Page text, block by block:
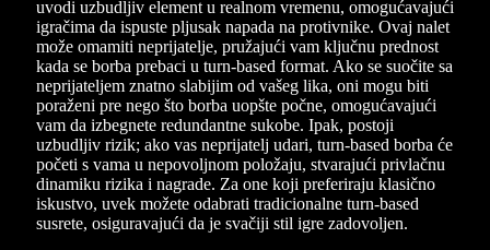
uvodi uzbudljiv element u realnom vremenu, omogućavajući
igračima da ispuste pljusak napada na protivnike. Ovaj nalet
može omamiti neprijatelje, pružajući vam ključnu prednost
kada se borba prebaci u turn-based format. Ako se suočite sa
neprijateljem znatno slabijim od vašeg lika, oni mogu biti
poraženi pre nego što borba uopšte počne, omogućavajući
vam da izbegnete redundantne sukobe. Ipak, postoji
uzbudljiv rizik; ako vas neprijatelj udari, turn-based borba će
početi s vama u nepovoljnom položaju, stvarajući privlačnu
dinamiku rizika i nagrade. Za one koji preferiraju klasično
iskustvo, uvek možete odabrati tradicionalne turn-based
susrete, osiguravajući da je svačiji stil igre zadovoljen.